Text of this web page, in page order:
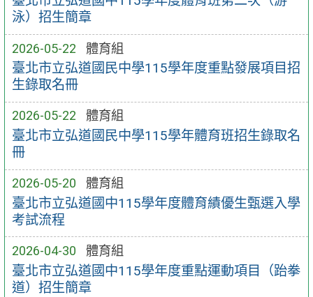
泳）招生簡章
2026-05-22 體育組
臺北市立弘道國民中學115學年度重點發展項目招
生錄取名冊
2026-05-22 體育組
臺北市立弘道國民中學115學年體育班招生錄取名
冊
2026-05-20 體育組
臺北市立弘道國中115學年度體育績優生甄選入學
考試流程
2026-04-30 體育組
臺北市立弘道國中115學年度重點運動項目（跆拳
道）招生簡章